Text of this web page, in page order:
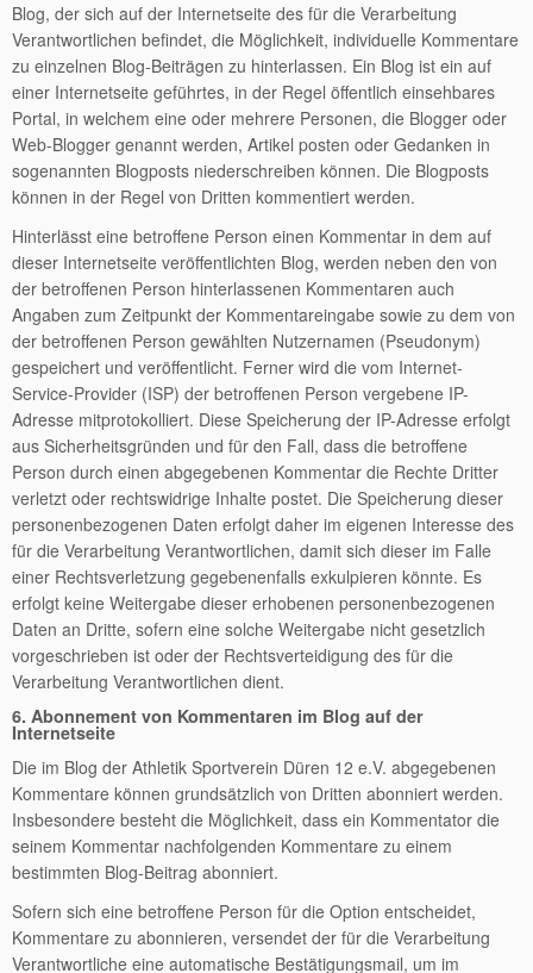
Blog, der sich auf der Internetseite des für die Verarbeitung
Verantwortlichen befindet, die Möglichkeit, individuelle Kommentare
zu einzelnen Blog-Beiträgen zu hinterlassen. Ein Blog ist ein auf
einer Internetseite geführtes, in der Regel öffentlich einsehbares
Portal, in welchem eine oder mehrere Personen, die Blogger oder
Web-Blogger genannt werden, Artikel posten oder Gedanken in
sogenannten Blogposts niederschreiben können. Die Blogposts
können in der Regel von Dritten kommentiert werden.
Hinterlässt eine betroffene Person einen Kommentar in dem auf
dieser Internetseite veröffentlichten Blog, werden neben den von
der betroffenen Person hinterlassenen Kommentaren auch
Angaben zum Zeitpunkt der Kommentareingabe sowie zu dem von
der betroffenen Person gewählten Nutzernamen (Pseudonym)
gespeichert und veröffentlicht. Ferner wird die vom Internet-
Service-Provider (ISP) der betroffenen Person vergebene IP-
Adresse mitprotokolliert. Diese Speicherung der IP-Adresse erfolgt
aus Sicherheitsgründen und für den Fall, dass die betroffene
Person durch einen abgegebenen Kommentar die Rechte Dritter
verletzt oder rechtswidrige Inhalte postet. Die Speicherung dieser
personenbezogenen Daten erfolgt daher im eigenen Interesse des
für die Verarbeitung Verantwortlichen, damit sich dieser im Falle
einer Rechtsverletzung gegebenenfalls exkulpieren könnte. Es
erfolgt keine Weitergabe dieser erhobenen personenbezogenen
Daten an Dritte, sofern eine solche Weitergabe nicht gesetzlich
vorgeschrieben ist oder der Rechtsverteidigung des für die
Verarbeitung Verantwortlichen dient.
6. Abonnement von Kommentaren im Blog auf der
Internetseite
Die im Blog der Athletik Sportverein Düren 12 e.V. abgegebenen
Kommentare können grundsätzlich von Dritten abonniert werden.
Insbesondere besteht die Möglichkeit, dass ein Kommentator die
seinem Kommentar nachfolgenden Kommentare zu einem
bestimmten Blog-Beitrag abonniert.
Sofern sich eine betroffene Person für die Option entscheidet,
Kommentare zu abonnieren, versendet der für die Verarbeitung
Verantwortliche eine automatische Bestätigungsmail, um im